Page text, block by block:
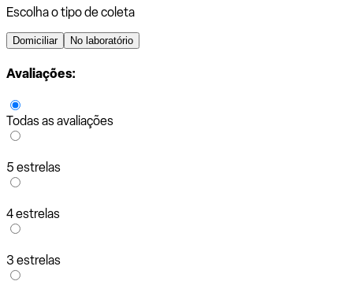
Escolha o tipo de coleta
Domiciliar No laboratório
Avaliações:
Todas as avaliações
5 estrelas
4 estrelas
3 estrelas